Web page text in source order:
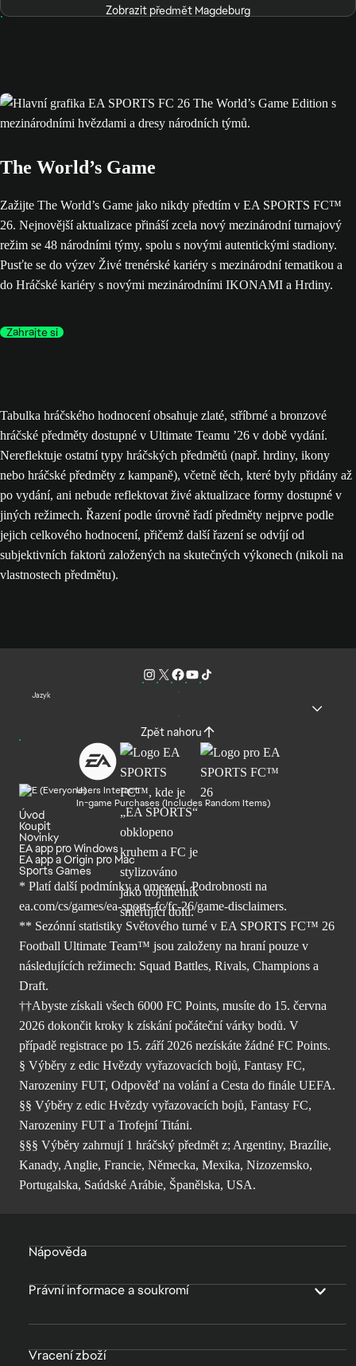
Zobrazit předmět Magdeburg
The World’s Game
Zažijte The World’s Game jako nikdy předtím v EA SPORTS FC™
26. Nejnovější aktualizace přináší zcela nový mezinárodní turnajový
režim se 48 národními týmy, spolu s novými autentickými stadiony.
Pusťte se do výzev Živé trenérské kariéry s mezinárodní tematikou a
do Hráčské kariéry s novými mezinárodními IKONAMI a Hrdiny.
Zahrajte si
Tabulka hráčského hodnocení obsahuje zlaté, stříbrné a bronzové
hráčské předměty dostupné v Ultimate Teamu ’26 v době vydání.
Nereflektuje ostatní typy hráčských předmětů (např. hrdiny, ikony
nebo hráčské předměty z kampaně), včetně těch, které byly přidány až
po vydání, ani nebude reflektovat živé aktualizace formy dostupné v
jiných režimech. Řazení podle úrovně řadí předměty nejprve podle
jejich celkového hodnocení, přičemž další řazení se odvíjí od
subjektivních faktorů založených na skutečných výkonech (nikoli na
vlastnostech předmětu).
Jazyk
Zpět nahoru
Users Interact
In-game Purchases (Includes Random Items)
Úvod
Koupit
Novinky
EA app pro Windows
EA app a Origin pro Mac
Sports Games
* Platí další podmínky a omezení. Podrobnosti na
ea.com/cs/games/ea-sports-fc/fc-26/game-disclaimers.
** Sezónní statistiky Světového turné v EA SPORTS FC™ 26
Football Ultimate Team™ jsou založeny na hraní pouze v
následujících režimech: Squad Battles, Rivals, Champions a
Draft.
††Abyste získali všech 6000 FC Points, musíte do 15. června
2026 dokončit kroky k získání počáteční várky bodů. V
případě registrace po 15. září 2026 nezískáte žádné FC Points.
§ Výběry z edic Hvězdy vyřazovacích bojů, Fantasy FC,
Narozeniny FUT, Odpověď na volání a Cesta do finále UEFA.
§§ Výběry z edic Hvězdy vyřazovacích bojů, Fantasy FC,
Narozeniny FUT a Trofejní Titáni.
§§§ Výběry zahrnují 1 hráčský předmět z; Argentiny, Brazílie,
Kanady, Anglie, Francie, Německa, Mexika, Nizozemsko,
Portugalska, Saúdské Arábie, Španělska, USA.
Nápověda
Právní informace a soukromí
Vracení zboží